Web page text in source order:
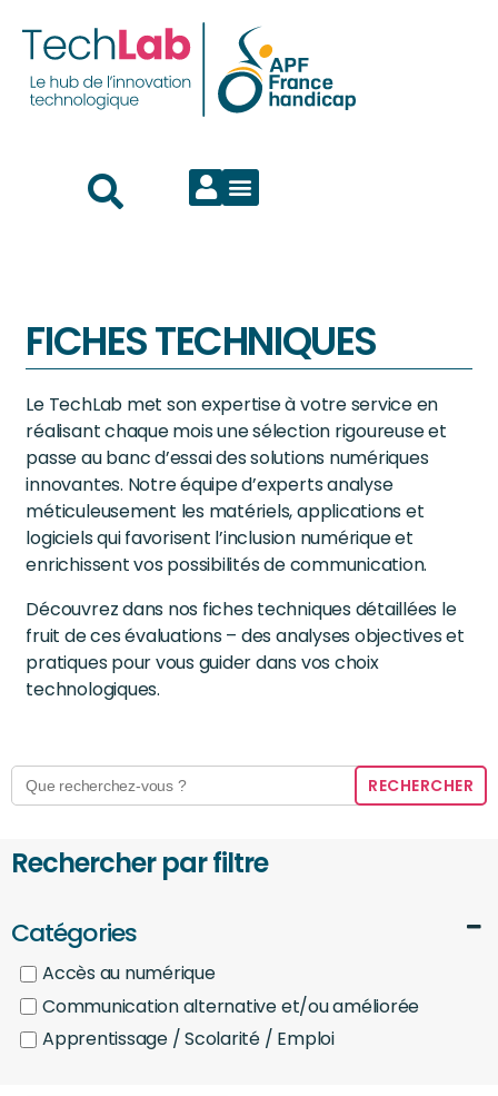
FICHES TECHNIQUES
Le TechLab met son expertise à votre service en
réalisant chaque mois une sélection rigoureuse et
passe au banc d’essai des solutions numériques
innovantes. Notre équipe d’experts analyse
méticuleusement les matériels, applications et
logiciels qui favorisent l’inclusion numérique et
enrichissent vos possibilités de communication.
Découvrez dans nos fiches techniques détaillées le
fruit de ces évaluations – des analyses objectives et
pratiques pour vous guider dans vos choix
technologiques.
Search
for:
Rechercher par filtre
Catégories
Accès au numérique
Communication alternative et/ou améliorée
Apprentissage / Scolarité / Emploi